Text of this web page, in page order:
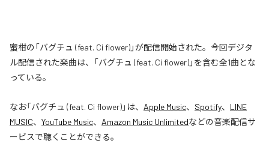
蜜柑の「バグチュ (feat. Ci flower)」が配信開始された。今回デジタ
ル配信された楽曲は、「バグチュ (feat. Ci flower)」を含む全1曲とな
っている。
なお「バグチュ (feat. Ci flower)」は、 Apple Music、 Spotify、 LINE
MUSIC、 YouTube Music、 Amazon Music Unlimitedなどの音楽配信サ
ービスで聴くことができる。